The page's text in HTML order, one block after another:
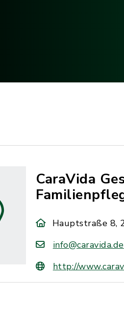
CaraVida
Hauptstraße 8,
info@caravida.de
http://